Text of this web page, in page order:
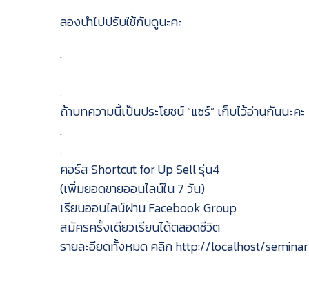
ลองนำไปปรับใช้กันดูนะคะ
.
.
ถ้าบทความนี้เป็นประโยชน์ “แชร์” เก็บไว้อ่านกันนะคะ
.
.
คอร์ส Shortcut for Up Sell รุ่น4
(เพิ่มยอดขายออนไลน์ใน 7 วัน)
เรียนออนไลน์ผ่าน Facebook Group
สมัครครั้งเดียวเรียนได้ตลอดชีวิต
รายละอียดทั้งหมด คลิก http://localhost/